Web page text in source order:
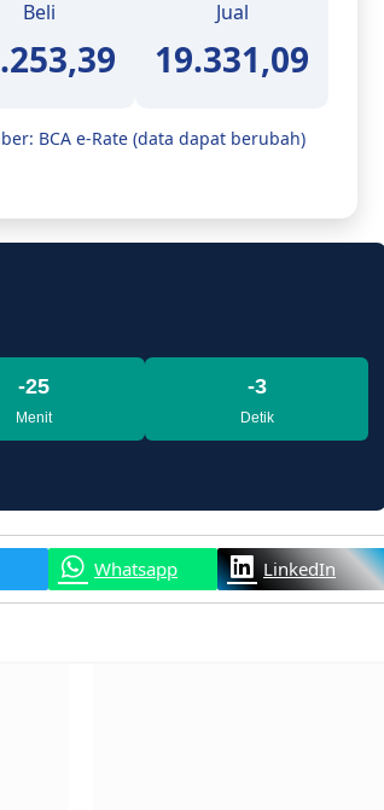
112,43 113,12